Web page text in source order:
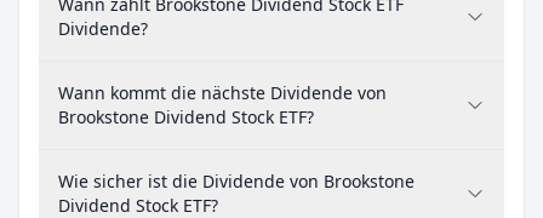
Dividende?
Wann kommt die nächste Dividende von
Brookstone Dividend Stock ETF?
Wie sicher ist die Dividende von Brookstone
Dividend Stock ETF?